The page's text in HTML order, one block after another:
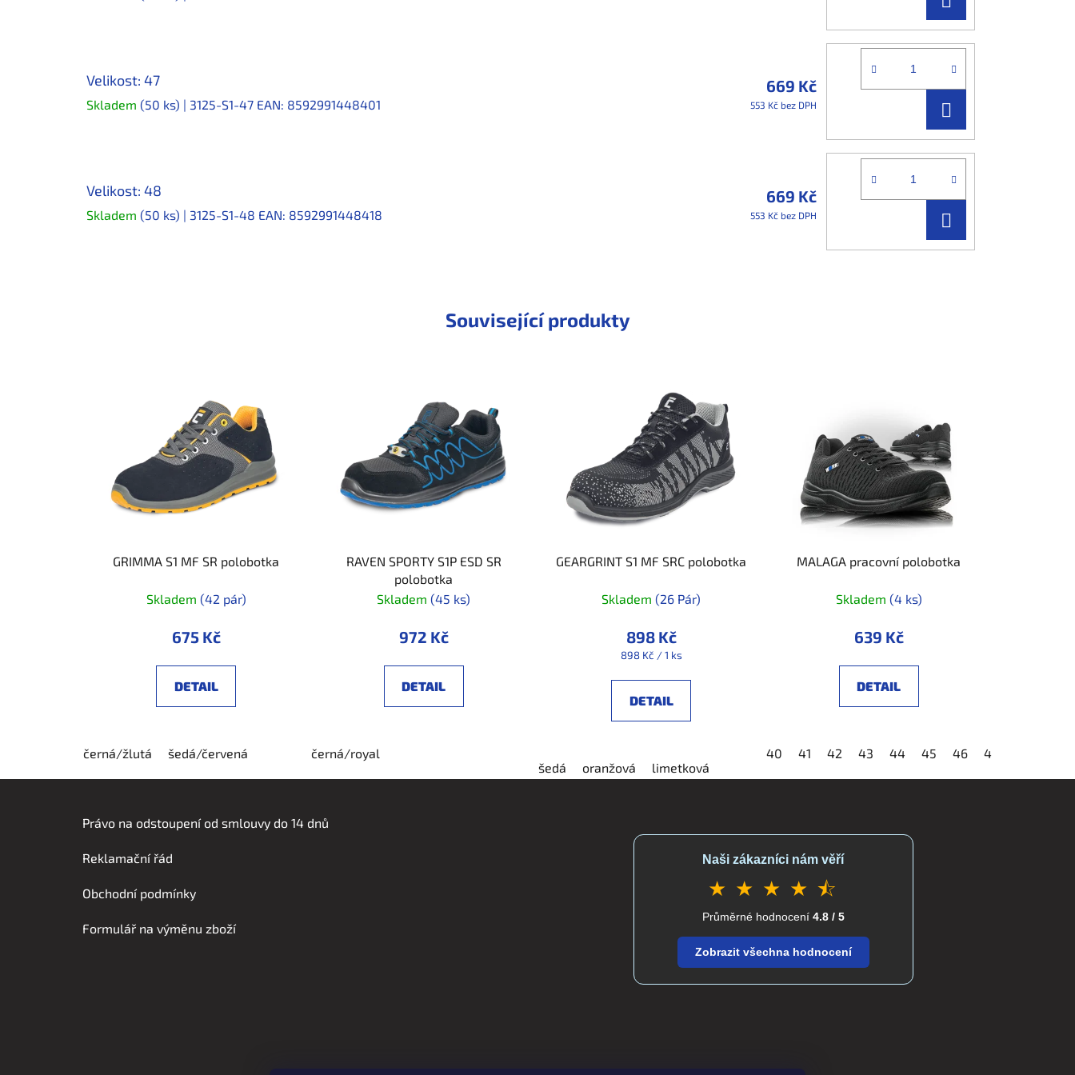
KOŠÍKU
Velikost: 47
Skladem (50 ks) | 3125-S1-47 EAN: 8592991448401
669 Kč
553 Kč bez DPH
KOŠÍKU
Velikost: 48
Skladem (50 ks) | 3125-S1-48 EAN: 8592991448418
669 Kč
553 Kč bez DPH
KOŠÍKU
Související produkty
GRIMMA S1 MF SR polobotka
Skladem (42 pár)
675 Kč
DETAIL
černá/žlutá šedá/červená
RAVEN SPORTY S1P ESD SR
polobotka
Skladem(45 ks)
972 Kč
DETAIL
černá/royal
GEARGRINT S1 MF SRC polobotka
Skladem(26 Pár)
898 Kč
Měrná
898 Kč / 1 ks
DETAIL
šedá oranžová limetková
MALAGA pracovní polobotka
Skladem (4 ks)
639 Kč
DETAIL
40 41 42 43 44 45 46 48
Právo na odstoupení od smlouvy do 14 dnů
Reklamační řád
Obchodní podmínky
Formulář na výměnu zboží
Naši zákazníci nám věří
★ ★ ★ ★ ⯪
Průměrné hodnocení 4.8 / 5
Zobrazit všechna hodnocení